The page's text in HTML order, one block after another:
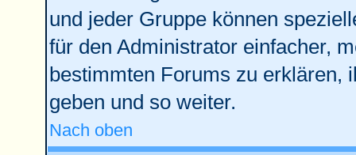
und jeder Gruppe können
für den Administrator einfacher,
bestimmten Forums zu erklären,
geben und so weiter.
Nach oben